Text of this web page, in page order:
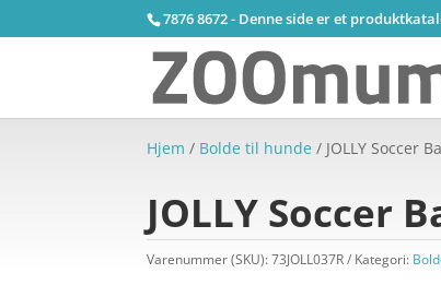
7876 8672 - Denne side er et
Hjem / Bolde til hunde / JOLLY Soccer
JOLLY Soccer
Varenummer (SKU):73JOLL037R Kategori: